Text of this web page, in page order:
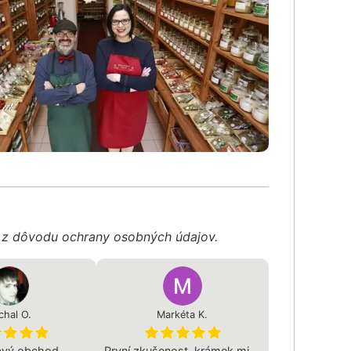
dôvodu ochrany osobných údajov.
O. Markéta K.